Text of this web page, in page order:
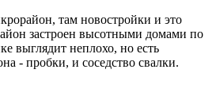
там новостройки и это
застроен высотными домами по
выглядит неплохо, но есть
- пробки, и соседство свалки.